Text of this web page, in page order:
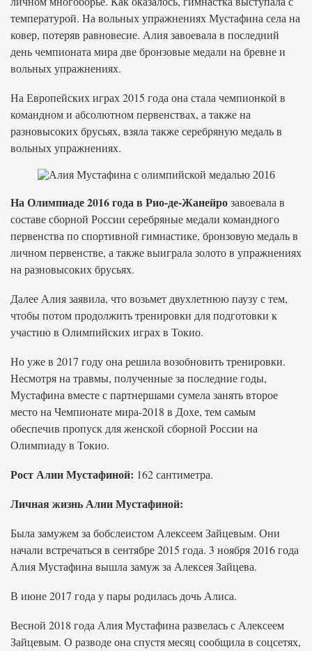
температурой. На вольных упражнениях Мустафина села на
ковер, потеряв равновесие. Алия завоевала в последний
день чемпионата мира две бронзовые медали на бревне и
вольных упражнениях.
На Европейских играх 2015 года она стала чемпионкой в
командном и абсолютном первенствах, а также на
разновысоких брусьях, взяла также серебряную медаль в
вольных упражнениях.
На Олимпиаде 2016 года в Рио-де-Жанейрозавоевала в
составе сборной России серебряные медали командного
первенства по спортивной гимнастике, бронзовую медаль в
личном первенстве, а также выиграла золото в упражнениях
на разновысоких брусьях.
Далее Алия заявила, что возьмет двухлетнюю паузу с тем,
чтобы потом продолжить тренировки для подготовки к
участию в Олимпийских играх в Токио.
Но уже в 2017 году она решила возобновить тренировки.
Несмотря на травмы, полученные за последние годы,
Мустафина вместе с партнершами сумела занять второе
место на Чемпионате мира-2018 в Дохе, тем самым
обеспечив пропуск для женской сборной России на
Олимпиаду в Токио.
Рост Алии Мустафиной: 162 сантиметра.
Личная жизнь Алии Мустафиной:
Была замужем за бобслеистом Алексеем Зайцевым. Они
начали встречаться в сентябре 2015 года. 3 ноября 2016 года
Алия Мустафина вышла замуж за Алексея Зайцева.
В июне 2017 года у пары родилась дочь Алиса.
Весной 2018 года Алия Мустафина развелась с Алексеем
Зайцевым. О разводе она спустя месяц сообщила в соцсетях,